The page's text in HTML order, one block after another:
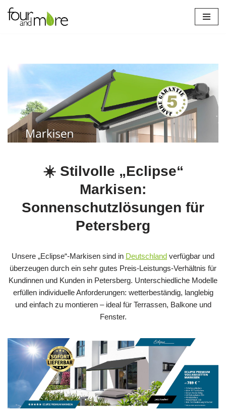
Zum
☀️ Stilvolle „Eclipse“
Markisen:
Sonnenschutzlösungen für
Petersberg
Unsere „Eclipse“-Markisen sind in Deutschland verfügbar und
überzeugen durch ein sehr gutes Preis‑Leistungs‑Verhältnis für
Kundinnen und Kunden in Petersberg. Unterschiedliche Modelle
erfüllen individuelle Anforderungen: wetterbeständig, langlebig
und einfach zu montieren – ideal für Terrassen, Balkone und
Fenster.